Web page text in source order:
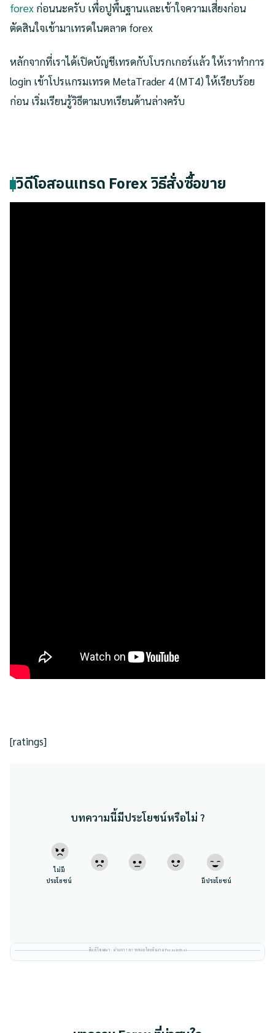
forex ก่อนนะครับ เพื่อปูพื้นฐานและเข้าใจความเสี่ยงก่อน
ตัดสินใจเข้ามาเทรดในตลาด forex
หลักจากที่เราได้เปิดบัญชีเทรดกับโบรกเกอร์แล้ว ให้เราทำการ
login เข้าโปรแกรมเทรด MetaTrader 4 (MT4) ให้เรียบร้อย
ก่อน เริ่มเรียนรู้วิธีตามบทเรียนด้านล่างครับ
วิดีโอสอนเทรด Forex วิธีสั่งซื้อขาย
[ratings]
บทความนี้มีประโยชน์หรือไม่ ?
ไม่มี
ประโยชน์
มีประโยชน์
พื้นที่โฆษณา · ผ่านการตรวจสอบโดยทีมงาน Forexinthai